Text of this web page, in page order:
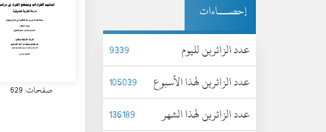
صفحات: 629
إحصـــاءات
عدد الزائرين لليوم
9339
عدد الزائرين لهذا الأسبوع
105039
عدد الزائرين لهذا الشهر
136189